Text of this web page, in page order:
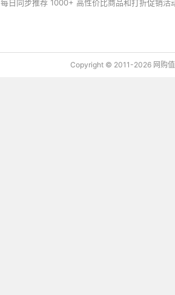
日同步推荐 1000+ 高性价比商品和打折促销
Copyright © 2011-2026 网购